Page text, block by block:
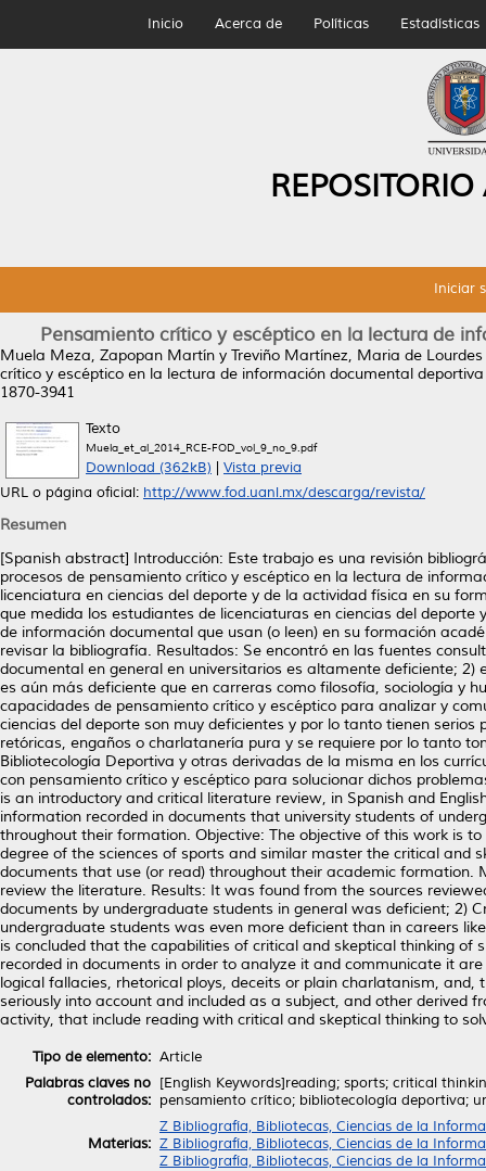
Inicio Acerca de Políticas Estadísticas
Iniciar
Pensamiento crítico y escéptico en la lectura de
Muela Meza, Zapopan Martín y Treviño Martínez, Maria de Lourdes
crítico y escéptico en la lectura de información documental
1870-3941
Texto
Muela_et_al_2014_RCE-FOD_vol_9_no_9.pdf
Download (362kB)
Vista previa
URL o página oficial: http://www.fod.uanl.mx/descarga/revista/
Resumen
[Spanish abstract] Introducción: Este trabajo es una revisión
procesos de pensamiento crítico y escéptico en la lectura de
licenciatura en ciencias del deporte y de la actividad física en su
que medida los estudiantes de licenciaturas en ciencias del
de información documental que usan (o leen) en su formación
revisar la bibliografía. Resultados: Se encontró en las fuentes
documental en general en universitarios es altamente deficiente;
es aún más deficiente que en carreras como filosofía, sociología y
capacidades de pensamiento crítico y escéptico para analizar y
ciencias del deporte son muy deficientes y por lo tanto tienen
retóricas, engaños o charlatanería pura y se requiere por lo tanto
Bibliotecología Deportiva y otras derivadas de la misma en los
con pensamiento crítico y escéptico para solucionar dichos
is an introductory and critical literature review, in Spanish and
information recorded in documents that university students of
throughout their formation. Objective: The objective of this work is
degree of the sciences of sports and similar master the critical and
documents that use (or read) throughout their academic
review the literature. Results: It was found from the sources
documents by undergraduate students in general was deficient; 2)
undergraduate students was even more deficient than in careers
is concluded that the capabilities of critical and skeptical thinking
recorded in documents in order to analyze it and communicate it
logical fallacies, rhetorical ploys, deceits or plain charlatanism,
seriously into account and included as a subject, and other derived
activity, that include reading with critical and skeptical thinking to
Tipo de elemento: Article
Palabras claves no
controlados:
[English Keywords]reading; sports; critical
pensamiento crítico; bibliotecología deportiva;
Materias:
Z Bibliografía, Bibliotecas, Ciencias de la
Z Bibliografía, Bibliotecas, Ciencias de la
Z Bibliografía, Bibliotecas, Ciencias de la